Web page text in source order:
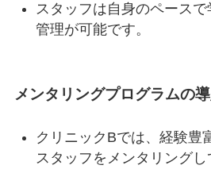
スタッフは自身のペース
管理が可能です。
メンタリングプログラムの
クリニックBでは、経験豊
スタッフをメンタリングし